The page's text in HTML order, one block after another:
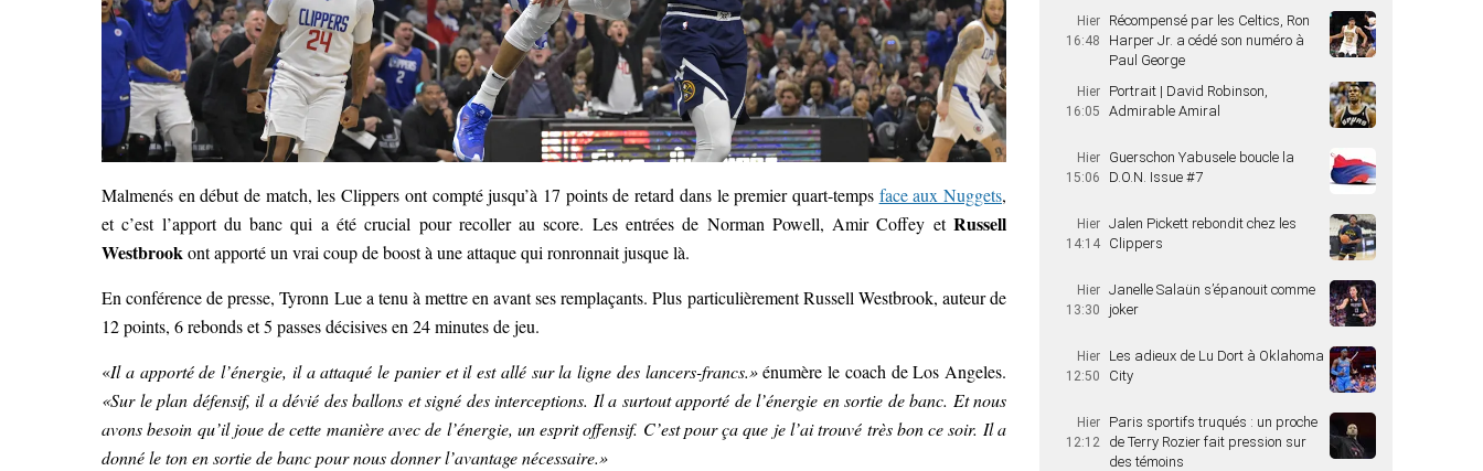
Malmenés en début de match, les Clippers ont compté jusqu’à 17 points de retard dans le premier quart-temps face aux Nuggets,
et c’est l’apport du banc qui a été crucial pour recoller au score. Les entrées de Norman Powell, Amir Coffey et Russell
Westbrookont apporté un vrai coup de boost à une attaque qui ronronnait jusque là.
En conférence de presse, Tyronn Lue a tenu à mettre en avant ses remplaçants. Plus particulièrement Russell Westbrook, auteur de
12 points, 6 rebonds et 5 passes décisives en 24 minutes de jeu.
«Il a apporté de l’énergie, il a attaqué le panier et il est allé sur la ligne des lancers-francs.»énumère le coach de Los Angeles.
«Sur le plan défensif, il a dévié des ballons et signé des interceptions. Il a surtout apporté de l’énergie en sortie de banc. Et nous
avons besoin qu’il joue de cette manière avec de l’énergie, un esprit offensif. C’est pour ça que je l’ai trouvé très bon ce soir. Il a
donné le ton en sortie de banc pour nous donner l’avantage nécessaire.»
Hier
16:48
Récompensé par les Celtics, Ron
Harper Jr. a cédé son numéro à
Paul George
Hier
16:05
Portrait | David Robinson,
Admirable Amiral
Hier
15:06
Guerschon Yabusele boucle la
D.O.N. Issue #7
Hier
14:14
Jalen Pickett rebondit chez les
Clippers
Hier
13:30
Janelle Salaün s’épanouit comme
joker
Hier
12:50
Les adieux de Lu Dort à Oklahoma
City
Hier
12:12
Paris sportifs truqués : un proche
de Terry Rozier fait pression sur
des témoins